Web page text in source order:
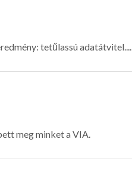
tetűlassú adatátvitel....
meg minket a VIA.